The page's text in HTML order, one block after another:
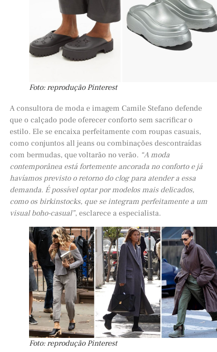
Foto: reprodução Pinterest
A consultora de moda e imagem Camile Stefano defende
que o calçado pode oferecer conforto sem sacrificar o
estilo. Ele se encaixa perfeitamente com roupas casuais,
como conjuntos all jeans ou combinações descontraídas
com bermudas, que voltarão no verão. “A moda
contemporânea está fortemente ancorada no conforto e já
havíamos previsto o retorno do clog para atender a essa
demanda. É possível optar por modelos mais delicados,
como os birkinstocks, que se integram perfeitamente a um
visual boho-casual”, esclarece a especialista.
Foto: reprodução Pinterest